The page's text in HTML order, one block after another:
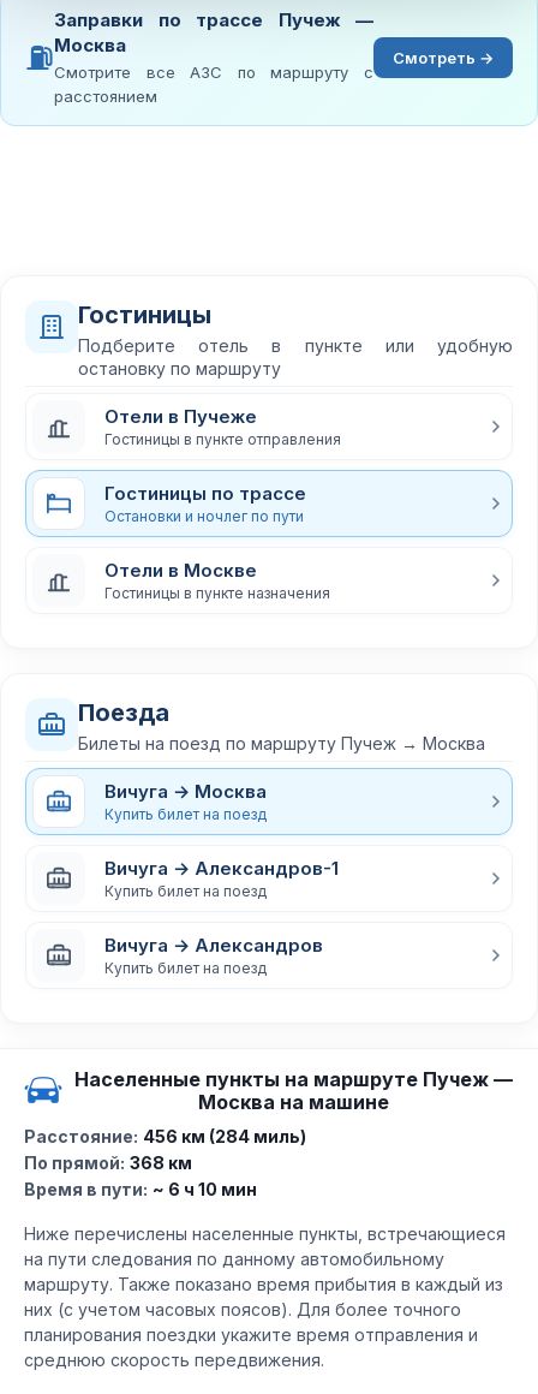
⛽
Заправки по трассе Пучеж —
Москва
Смотрите все АЗС по маршруту с
расстоянием
Смотреть →
Гостиницы
Подберите отель в пункте или удобную
остановку по маршруту
Отели в Пучеже
Гостиницы в пункте отправления
Гостиницы по трассе
Остановки и ночлег по пути
Отели в Москве
Гостиницы в пункте назначения
Поезда
Билеты на поезд по маршруту Пучеж → Москва
Вичуга → Москва
Купить билет на поезд
Вичуга → Александров-1
Купить билет на поезд
Вичуга → Александров
Купить билет на поезд
Населенные пункты на маршруте Пучеж —
Москва на машине
Расстояние: 456 км (284 миль)
По прямой: 368 км
Время в пути: ~ 6 ч 10 мин
Ниже перечислены населенные пункты, встречающиеся
на пути следования по данному автомобильному
маршруту. Также показано время прибытия в каждый из
них (с учетом часовых поясов). Для более точного
планирования поездки укажите время отправления и
среднюю скорость передвижения.